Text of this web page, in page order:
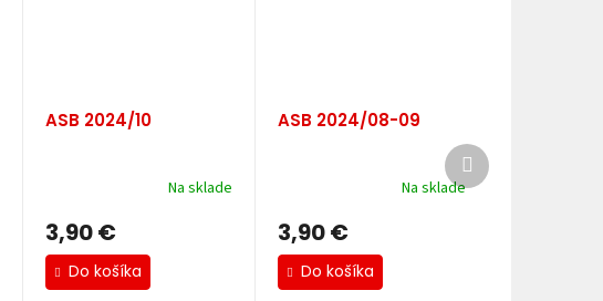
ASB 2024/10
Na sklade
3,90 €
Do košíka
ASB 2024/08-09
Na sklade
3,90 €
Do košíka
Ďalší
produkt